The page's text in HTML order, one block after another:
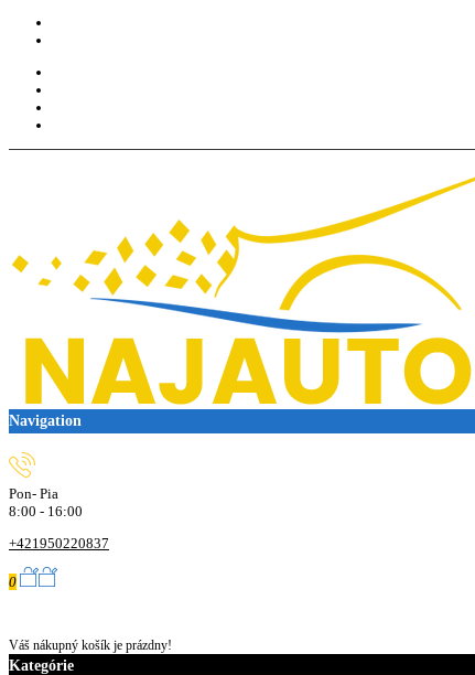
Navigation
Pon- Pia
8:00 - 16:00
+421950220837
0
Váš nákupný košík je prázdny!
Kategórie